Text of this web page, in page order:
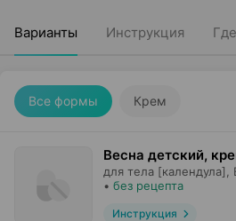
Варианты Инструкция
Все формы Крем
Весна детский,
для тела [календула],
• без рецепта
Инструкция